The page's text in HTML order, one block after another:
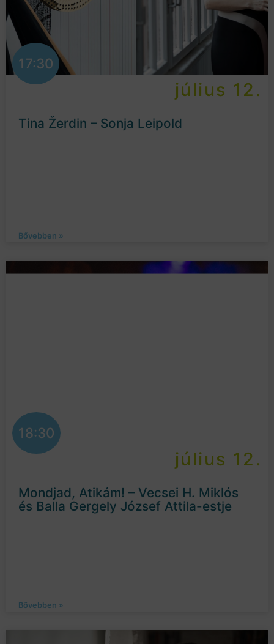
17:30
július 12.
Tina Žerdin – Sonja Leipold
Bővebben »
18:30
július 12.
Mondjad, Atikám! – Vecsei H. Miklós
és Balla Gergely József Attila-estje
Bővebben »